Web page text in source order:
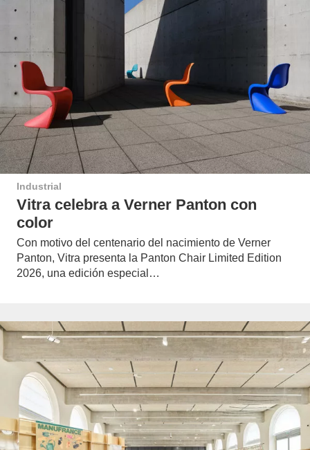
Industrial
Vitra celebra a Verner Panton con
color
Con motivo del centenario del nacimiento de Verner
Panton, Vitra presenta la Panton Chair Limited Edition
2026, una edición especial…